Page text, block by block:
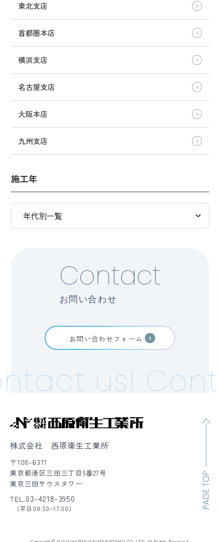
東北支店
首都圏本店
横浜支店
名古屋支店
大阪本店
九州支店
施工年
Contact
お問い合わせ
お問い合わせフォーム
us!
株式会社 西原衛生工業所
〒108-6311
東京都港区三田三丁目5番27号
東京三田サウスタワー
TEL.03-4218-3950
（平日08:30~17:00）